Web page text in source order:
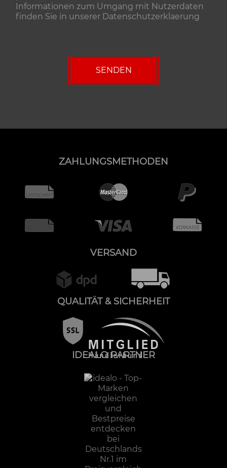
Informationen zum Umgang mit Nutzerdaten
finden Sie in unserer Datenschutzerklaerung
ZAHLUNGSMETHODEN
VERSAND
QUALITÄT & SICHERHEIT
IDEALO PARTNER